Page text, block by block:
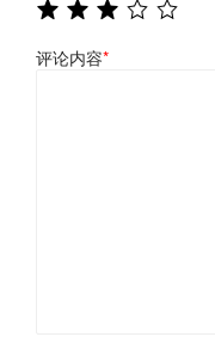
评论内容*